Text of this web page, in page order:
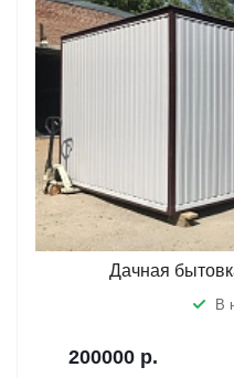
Дачная
В
200000 р.